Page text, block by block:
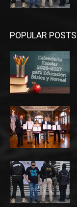
POPULAR POSTS